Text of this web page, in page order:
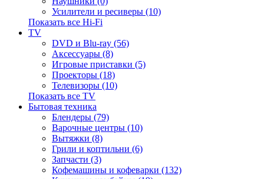
Усилители и ресиверы (10)
Показать все Hi-Fi
TV
DVD и Blu-ray (56)
Аксессуары (8)
Игровые приставки (5)
Проекторы (18)
Телевизоры (10)
Показать все TV
Бытовая техника
Блендеры (79)
Варочные центры (10)
Вытяжки (8)
Грили и коптильни (6)
Запчасти (3)
Кофемашины и кофеварки (132)